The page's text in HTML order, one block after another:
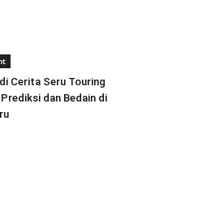
Cerita Seru Touring
dan Bedain di